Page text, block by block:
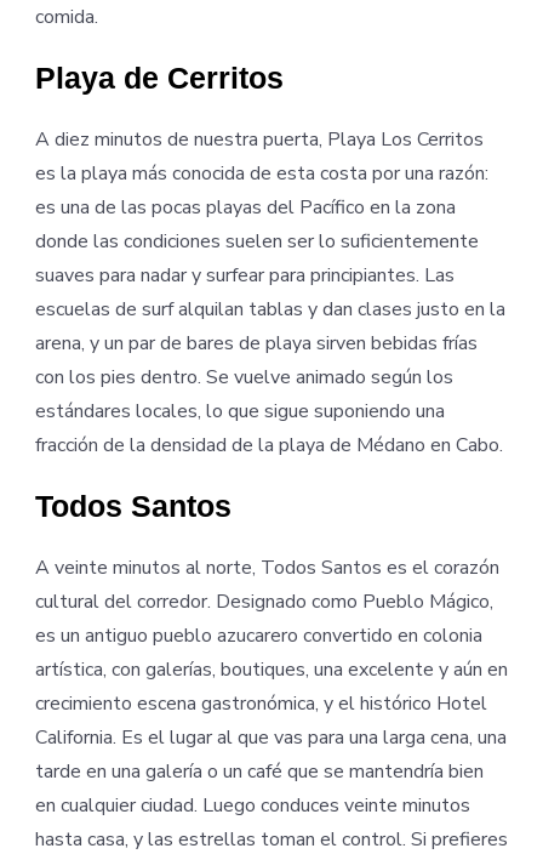
comida.
Playa de Cerritos
A diez minutos de nuestra puerta, Playa Los Cerritos
es la playa más conocida de esta costa por una razón:
es una de las pocas playas del Pacífico en la zona
donde las condiciones suelen ser lo suficientemente
suaves para nadar y surfear para principiantes. Las
escuelas de surf alquilan tablas y dan clases justo en la
arena, y un par de bares de playa sirven bebidas frías
con los pies dentro. Se vuelve animado según los
estándares locales, lo que sigue suponiendo una
fracción de la densidad de la playa de Médano en Cabo.
Todos Santos
A veinte minutos al norte, Todos Santos es el corazón
cultural del corredor. Designado como Pueblo Mágico,
es un antiguo pueblo azucarero convertido en colonia
artística, con galerías, boutiques, una excelente y aún en
crecimiento escena gastronómica, y el histórico Hotel
California. Es el lugar al que vas para una larga cena, una
tarde en una galería o un café que se mantendría bien
en cualquier ciudad. Luego conduces veinte minutos
hasta casa, y las estrellas toman el control. Si prefieres